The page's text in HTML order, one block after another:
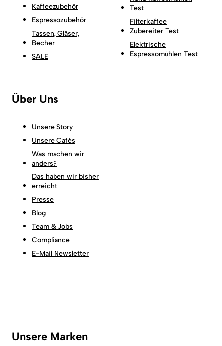
Kaffeezubehör
Espressozubehör
Tassen, Gläser,
Becher
SALE
Test
Filterkaffee
Zubereiter Test
Elektrische
Espressomühlen Test
Über Uns
Unsere Story
Unsere Cafés
Was machen wir
anders?
Das haben wir bisher
erreicht
Presse
Blog
Team & Jobs
Compliance
E-Mail Newsletter
Unsere Marken